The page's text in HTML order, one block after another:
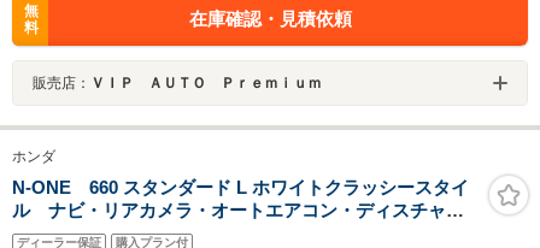
無
料
在庫確認・見積依頼
販売店： ＶＩＰ ＡＵＴＯ Ｐｒｅｍｉｕｍ
ホンダ
N-ONE 660 スタンダード L ホワイトクラッシースタイ
ル ナビ・リアカメラ・オートエアコン・ディスチャー
ジヘッドライト・スマートキーシステム・あんしんパッ
ディーラー保証 購入プラン付